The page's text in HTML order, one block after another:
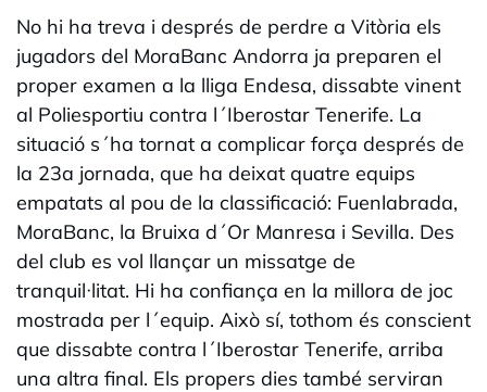
No hi ha treva i després de perdre a Vitòria els
jugadors del MoraBanc Andorra ja preparen el
proper examen a la lliga Endesa, dissabte vinent
al Poliesportiu contra l´Iberostar Tenerife. La
situació s´ha tornat a complicar força després de
la 23a jornada, que ha deixat quatre equips
empatats al pou de la classificació: Fuenlabrada,
MoraBanc, la Bruixa d´Or Manresa i Sevilla. Des
del club es vol llançar un missatge de
tranquil·litat. Hi ha confiança en la millora de joc
mostrada per l´equip. Això sí, tothom és conscient
que dissabte contra l´Iberostar Tenerife, arriba
una altra final. Els propers dies també serviran